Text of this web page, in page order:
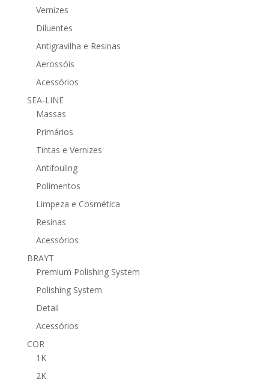
Vernizes
Diluentes
Antigravilha e Resinas
Aerossóis
Acessórios
SEA-LINE
Massas
Primários
Tintas e Vernizes
Antifouling
Polimentos
Limpeza e Cosmética
Resinas
Acessórios
BRAYT
Premium Polishing System
Polishing System
Detail
Acessórios
COR
1K
2K